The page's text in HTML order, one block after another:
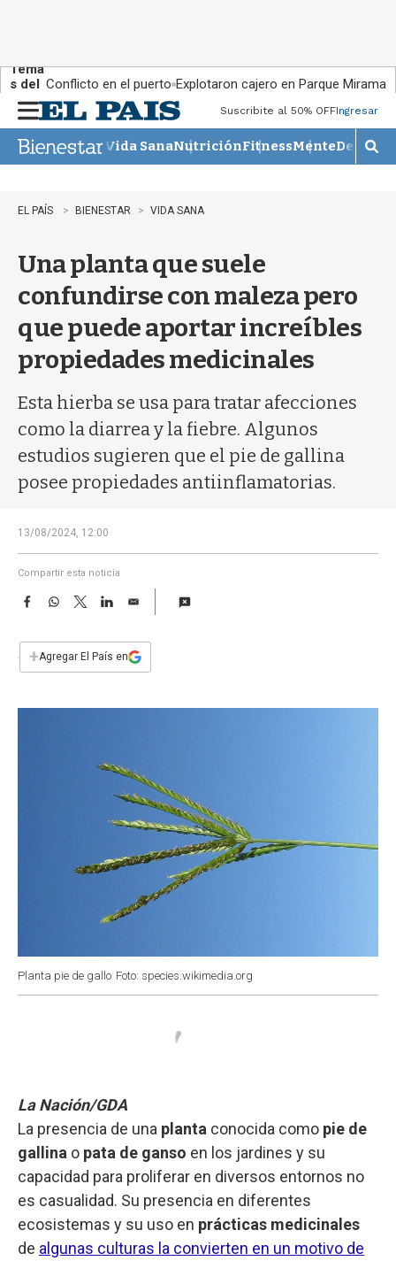
Tema
s del
día:
Conflicto en el puerto Explotaron cajero en Parque Miramar
n
u
Suscribite al 50% OFFIngresar
Vida SanaNutriciónFitnessMente
M
o
EL PAÍS BIENESTAR VIDA SANA
Una planta que suele
confundirse con maleza pero
que puede aportar increíbles
propiedades medicinales
Esta hierba se usa para tratar afecciones
como la diarrea y la fiebre. Algunos
estudios sugieren que el pie de gallina
posee propiedades antiinflamatorias.
13/08/2024, 12:00
Compartir esta noticia
F
e
b
W
s
T
w
t
L
E
i
l
+Agregar El País en
Planta pie de gallo Foto: species.wikimedia.org
La Nación/GDA
La presencia de una planta conocida como pie de
gallina o pata de ganso en los jardines y su
capacidad para proliferar en diversos entornos no
es casualidad. Su presencia en diferentes
ecosistemas y su uso en prácticas medicinales
de algunas culturas la convierten en un motivo de